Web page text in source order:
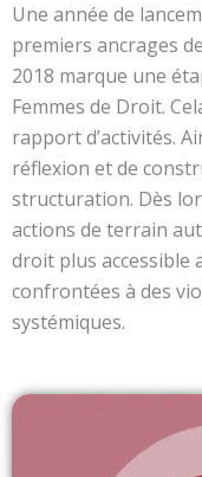
Une année de
premiers ancrages
2018 marque une
Femmes de Droit.
rapport d’activités.
réflexion et de
structuration. Dès
actions de terrain
droit plus accessible
confrontées à des
systémiques.